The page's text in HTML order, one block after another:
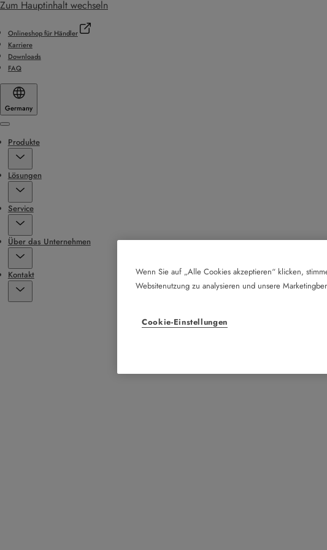
Zum Hauptinhalt wechseln
Onlineshop für Händler
Karriere
Downloads
FAQ
Germany
Menu
Produkte
Lösungen
Service
Über das Unternehmen
Kontakt
Wenn Sie auf „Alle Cookies akzeptieren“ klicken,
Websitenutzung zu analysieren und unsere
Cookie-Einstellungen